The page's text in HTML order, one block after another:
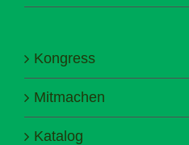
Kongress
Mitmachen
Katalog